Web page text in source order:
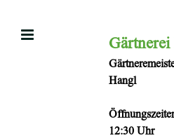
Inhalt
Hangl
12:30 Uhr